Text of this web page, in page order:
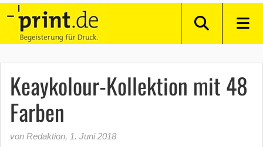
Keaykolour-Kollektion mit 48
Farben
von Redaktion, 1. Juni 2018